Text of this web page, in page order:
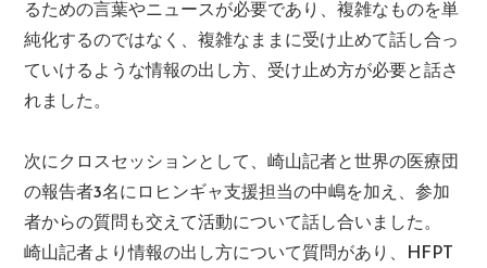
るための言葉やニュースが必要であり、複雑なものを単
純化するのではなく、複雑なままに受け止めて話し合っ
ていけるような情報の出し方、受け止め方が必要と話さ
れました。
次にクロスセッションとして、崎山記者と世界の医療団
の報告者3名にロヒンギャ支援担当の中嶋を加え、参加
者からの質問も交えて活動について話し合いました。
崎山記者より情報の出し方について質問があり、HFPT